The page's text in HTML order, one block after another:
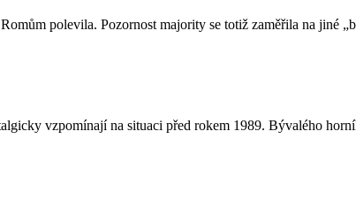
polevila. Pozornost majority se totiž zaměřila na jiné
vzpomínají na situaci před rokem 1989. Bývalého